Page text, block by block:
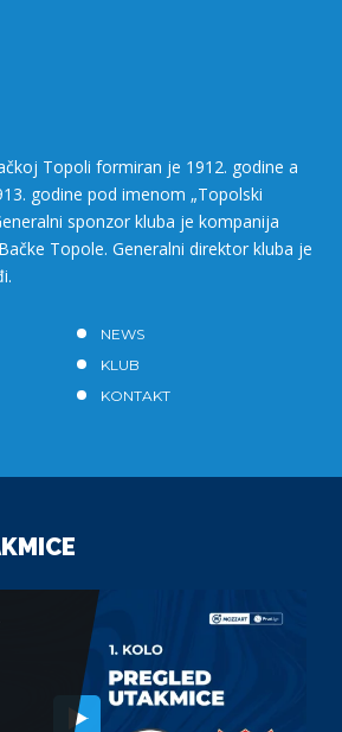
Topoli formiran je 1912. godine a
godine pod imenom „Topolski
sponzor kluba je kompanija
Topole. Generalni direktor kluba je
NEWS
KLUB
KONTAKT